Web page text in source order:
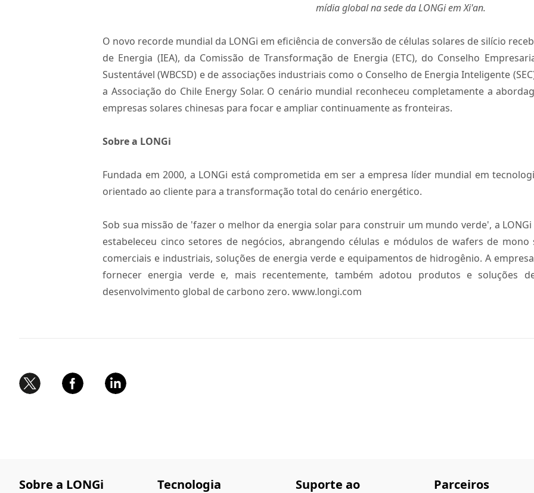
mídia global na sede da LONGi em Xi'an.
O novo recorde mundial da LONGi em eficiência de conversão de células solares de silício
de Energia (IEA), da Comissão de Transformação de Energia (ETC), do Conselho
Sustentável (WBCSD) e de associações industriais como o Conselho de Energia Inteligente
a Associação do Chile Energy Solar. O cenário mundial reconheceu completamente a
empresas solares chinesas para focar e ampliar continuamente as fronteiras.
Sobre a LONGi
Fundada em 2000, a LONGi está comprometida em ser a empresa líder mundial em
orientado ao cliente para a transformação total do cenário energético.
Sob sua missão de 'fazer o melhor da energia solar para construir um mundo verde', a
estabeleceu cinco setores de negócios, abrangendo células e módulos de wafers de
comerciais e industriais, soluções de energia verde e equipamentos de hidrogênio. A
fornecer energia verde e, mais recentemente, também adotou produtos e soluções
desenvolvimento global de carbono zero. www.longi.com
Sobre a LONGi Tecnologia Suporte ao Parceiros